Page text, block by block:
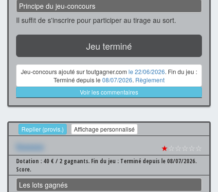
Principe du jeu-concours
Il suffit de s'inscrire pour participer au tirage au sort.
Jeu terminé
Jeu-concours ajouté sur toutgagner.com le 22/06/2026. Fin du jeu :
Terminé depuis le 08/07/2026. Règlement
Voir les commentaires
Replier (provis.) Affichage personnalisé
Xxxxxxx ★☆☆☆☆☆
Dotation : 40 € / 2 gagnants. Fin du jeu : Terminé depuis le 08/07/2026.
Score.
Les lots gagnés